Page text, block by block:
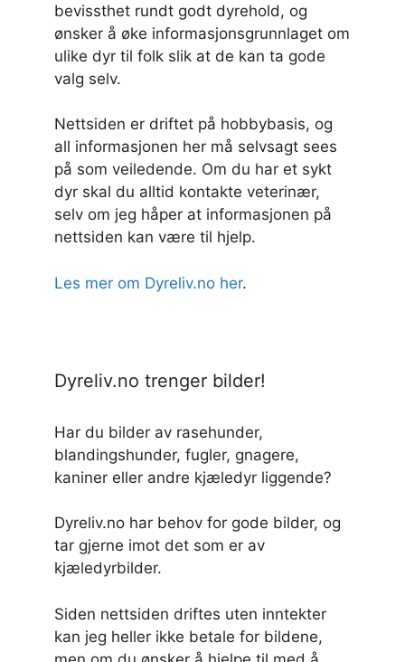
bevissthet rundt godt dyrehold, og
ønsker å øke informasjonsgrunnlaget om
ulike dyr til folk slik at de kan ta gode
valg selv.
Nettsiden er driftet på hobbybasis, og
all informasjonen her må selvsagt sees
på som veiledende. Om du har et sykt
dyr skal du alltid kontakte veterinær,
selv om jeg håper at informasjonen på
nettsiden kan være til hjelp.
Les mer om Dyreliv.no her.
Dyreliv.no trenger bilder!
Har du bilder av rasehunder,
blandingshunder, fugler, gnagere,
kaniner eller andre kjæledyr liggende?
Dyreliv.no har behov for gode bilder, og
tar gjerne imot det som er av
kjæledyrbilder.
Siden nettsiden driftes uten inntekter
kan jeg heller ikke betale for bildene,